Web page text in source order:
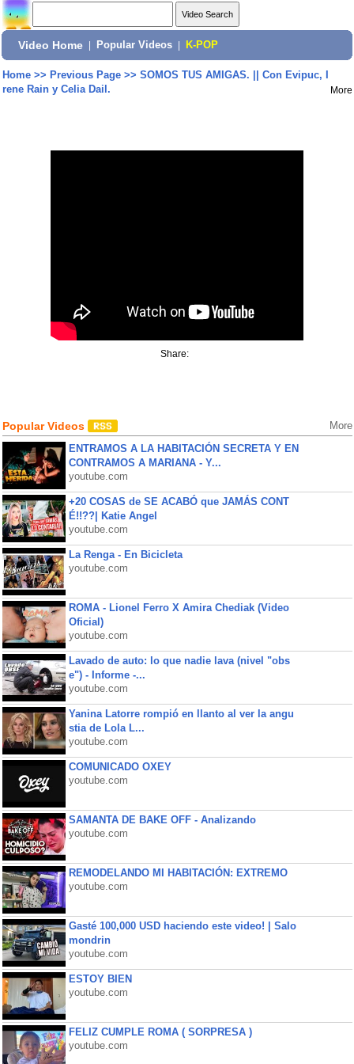
Video Home Popular Videos K-POP
Home>> Previous Page>> SOMOS TUS AMIGAS. || Con Evipuc, I
rene Rain y Celia Dail.
More
Share:
Popular Videos More
ENTRAMOS A LA HABITACIÓN SECRETA Y EN
CONTRAMOS A MARIANA - Y...
youtube.com
+20 COSAS de SE ACABÓ que JAMÁS CONT
É!!??| Katie Angel
youtube.com
La Renga - En Bicicleta
youtube.com
ROMA - Lionel Ferro X Amira Chediak (Video
Oficial)
youtube.com
Lavado de auto: lo que nadie lava (nivel "obs
e") - Informe -...
youtube.com
Yanina Latorre rompió en llanto al ver la angu
stia de Lola L...
youtube.com
COMUNICADO OXEY
youtube.com
SAMANTA DE BAKE OFF - Analizando
youtube.com
REMODELANDO MI HABITACIÓN: EXTREMO
youtube.com
Gasté 100,000 USD haciendo este video! | Salo
mondrin
youtube.com
ESTOY BIEN
youtube.com
FELIZ CUMPLE ROMA ( SORPRESA )
youtube.com